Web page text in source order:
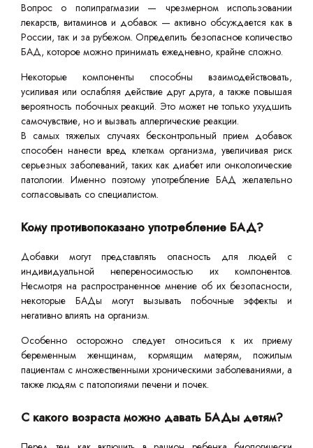
Вопрос о полипрагмазии — чрезмерном использовании
лекарств, витаминов и добавок — активно обсуждается как в
России, так и за рубежом. Определить безопасное количество
БАД, которое можно принимать ежедневно, крайне сложно.
Некоторые компоненты способны взаимодействовать,
усиливая или ослабляя действие друг друга, а также повышая
вероятность побочных реакций. Это может не только ухудшить
самочувствие, но и вызвать аллергические реакции.
В самых тяжелых случаях бесконтрольный прием добавок
способен нанести вред клеткам организма, увеличивая риск
серьезных заболеваний, таких как диабет или онкологические
патологии. Именно поэтому употребление БАД желательно
согласовывать со специалистом.
Кому противопоказано употребление БАД?
Добавки могут представлять опасность для людей с
индивидуальной непереносимостью их компонентов.
Несмотря на распространенное мнение об их безопасности,
некоторые БАДы могут вызывать побочные эффекты и
негативно влиять на организм.
Особенно осторожно следует относиться к их приему
беременным женщинам, кормящим матерям, пожилым
пациентам с множественными хроническими заболеваниями, а
также людям с патологиями печени и почек.
С какого возраста можно давать БАДы детям?